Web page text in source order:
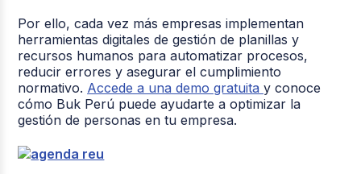
Por ello, cada vez más empresas implementan
herramientas digitales de gestión de planillas y
recursos humanos para automatizar procesos,
reducir errores y asegurar el cumplimiento
normativo. Accede a una demo gratuitay conoce
cómo Buk Perú puede ayudarte a optimizar la
gestión de personas en tu empresa.